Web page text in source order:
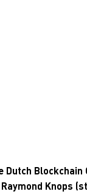
Dutch
Knops